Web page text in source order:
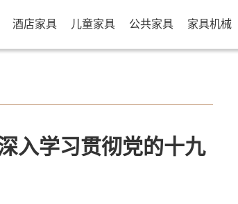
酒店家具 儿童家具 公共家具 家具机械
入学习贯彻党的十九